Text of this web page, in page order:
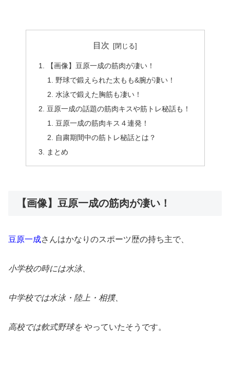
目次
【画像】豆原一成の筋肉が凄い！
野球で鍛えられた太もも&腕が凄い！
水泳で鍛えた胸筋も凄い！
豆原一成の話題の筋肉キスや筋トレ秘話も！
豆原一成の筋肉キス４連発！
自粛期間中の筋トレ秘話とは？
まとめ
【画像】豆原一成の筋肉が凄い！
豆原一成さんはかなりのスポーツ歴の持ち主で、
小学校の時には水泳、
中学校では水泳・陸上・相撲、
高校では軟式野球を やっていたそうです。